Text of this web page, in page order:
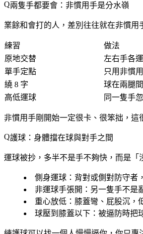
兩隻手都要會：非慣用手是分水嶺
業餘和會打的人，差別往往就在非慣
練習 做法
原地交替
左右手各
單手定點
只用非慣
繞 8 字
球在兩腿
高低運球
同一隻手
非慣用手剛開始一定很卡、很笨拙，
護球：身體擋在球與對手之間
運球被抄，多半不是手不夠快，而是「
側身運球 ：背對或側對防守者
非運球手張開 ：另一隻手不是
重心放低 ：膝蓋彎、屁股沉，
球壓到膝蓋以下 ：被逼防時把